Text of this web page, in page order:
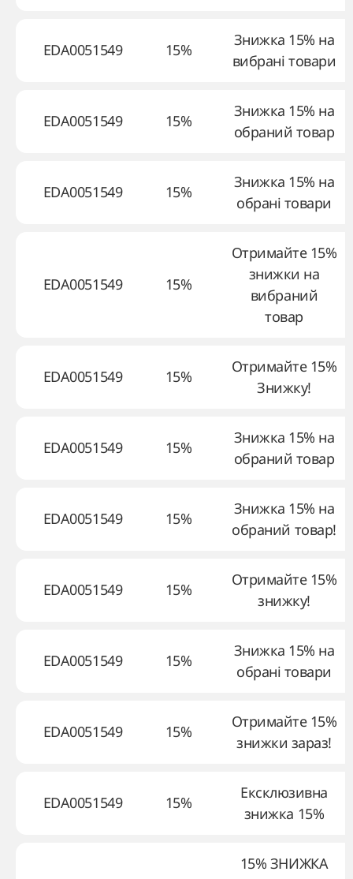
EDA0051549 15%
Знижка 15% на
вибрані товари
EDA0051549 15%
Знижка 15% на
обраний товар
EDA0051549 15%
Знижка 15% на
обрані товари
EDA0051549 15%
Отримайте 15%
знижки на
вибраний
товар
EDA0051549 15%
Отримайте 15%
Знижку!
EDA0051549 15%
Знижка 15% на
обраний товар
EDA0051549 15%
Знижка 15% на
обраний товар!
EDA0051549 15%
Отримайте 15%
знижку!
EDA0051549 15%
Знижка 15% на
обрані товари
EDA0051549 15%
Отримайте 15%
знижки зараз!
EDA0051549 15%
Ексклюзивна
знижка 15%
15% ЗНИЖКА